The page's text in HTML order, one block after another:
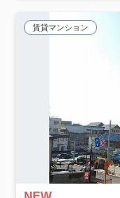
賃貸マンション